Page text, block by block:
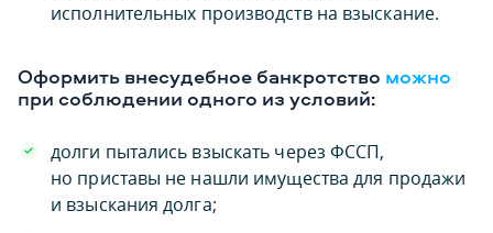
исполнительных производств на взыскание.
Оформить внесудебное банкротство можно
при соблюдении одного из условий:
долги пытались взыскать через ФССП,
но приставы не нашли имущества для продажи
и взыскания долга;